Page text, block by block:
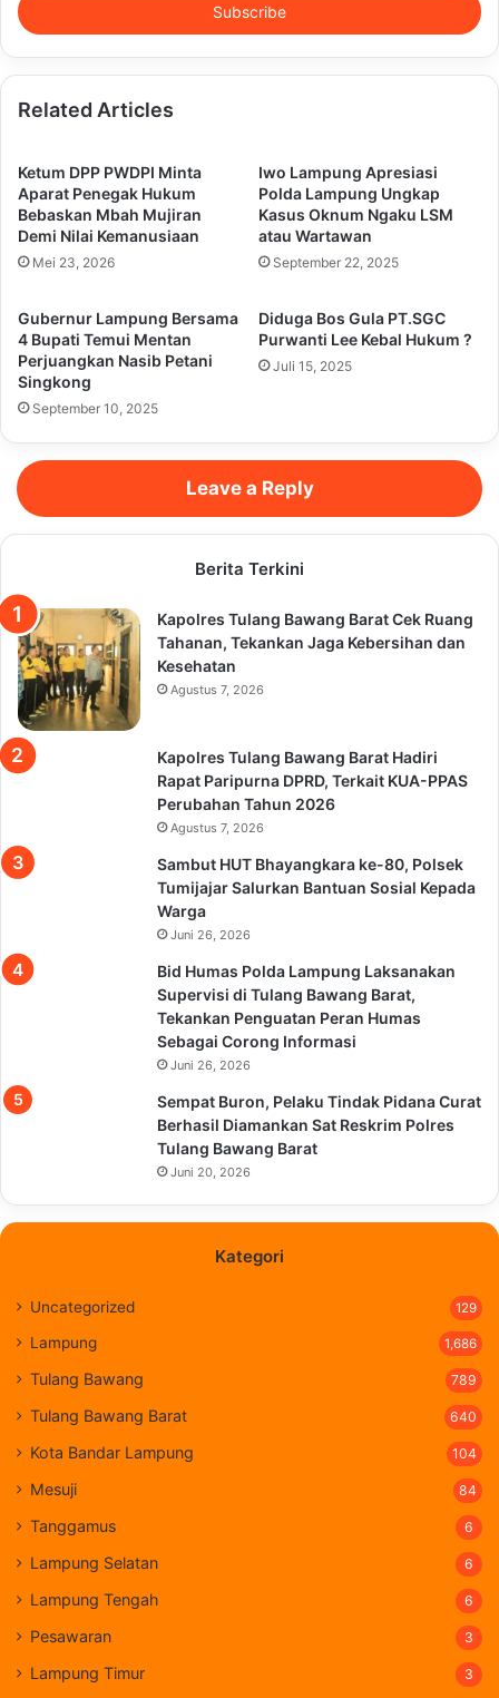
address
Related Articles
Ketum DPP PWDPI Minta
Aparat Penegak Hukum
Bebaskan Mbah Mujiran
Demi Nilai Kemanusiaan
Mei 23, 2026
Iwo Lampung Apresiasi
Polda Lampung Ungkap
Kasus Oknum Ngaku LSM
atau Wartawan
September 22, 2025
Gubernur Lampung Bersama
4 Bupati Temui Mentan
Perjuangkan Nasib Petani
Singkong
September 10, 2025
Diduga Bos Gula PT.SGC
Purwanti Lee Kebal Hukum ?
Juli 15, 2025
Leave a Reply
Berita Terkini
Kapolres Tulang Bawang Barat Cek Ruang
Tahanan, Tekankan Jaga Kebersihan dan
Kesehatan
Agustus 7, 2026
Kapolres Tulang Bawang Barat Hadiri
Rapat Paripurna DPRD, Terkait KUA-PPAS
Perubahan Tahun 2026
Agustus 7, 2026
Sambut HUT Bhayangkara ke-80, Polsek
Tumijajar Salurkan Bantuan Sosial Kepada
Warga
Juni 26, 2026
Bid Humas Polda Lampung Laksanakan
Supervisi di Tulang Bawang Barat,
Tekankan Penguatan Peran Humas
Sebagai Corong Informasi
Juni 26, 2026
Sempat Buron, Pelaku Tindak Pidana Curat
Berhasil Diamankan Sat Reskrim Polres
Tulang Bawang Barat
Juni 20, 2026
Kategori
Uncategorized 129
Lampung 1,686
Tulang Bawang 789
Tulang Bawang Barat 640
Kota Bandar Lampung 104
Mesuji 84
Tanggamus 6
Lampung Selatan 6
Lampung Tengah 6
Pesawaran 3
Lampung Timur 3